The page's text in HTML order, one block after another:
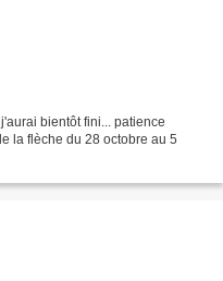
bientôt fini... patience
la flèche du 28 octobre au 5